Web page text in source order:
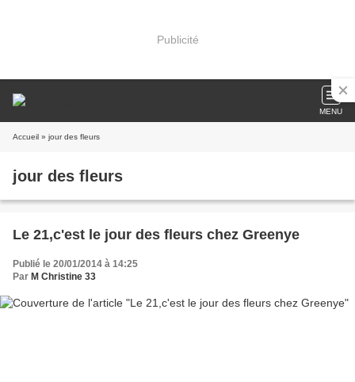
Publicité
MENU
Accueil » jour des fleurs
jour des fleurs
Le 21,c'est le jour des fleurs chez Greenye
Publié le 20/01/2014 à 14:25
Par M Christine 33